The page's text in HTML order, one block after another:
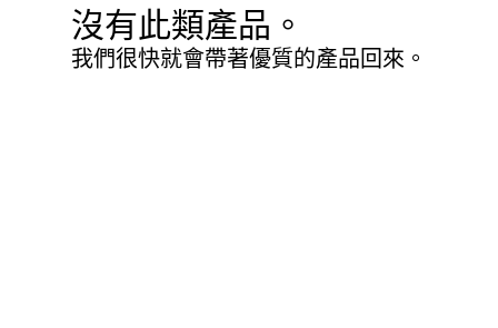
沒有此類產品。
我們很快就會帶著優質的產品回來。